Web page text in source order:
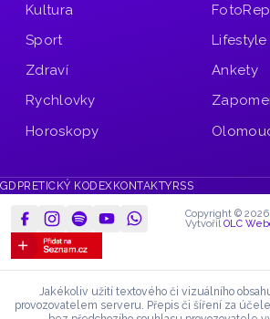
Kultura
Sport
Zdraví
Rychlovky
Horoskopy
Lifestyle
Ankety
GDPR ETICKÝ KODEXKONTAKTYRSS
Copyright © 2026
VytvořilOLC
Jakékoliv užití textového či vizuálního
provozovatelem serveru. Přepis či šíření za